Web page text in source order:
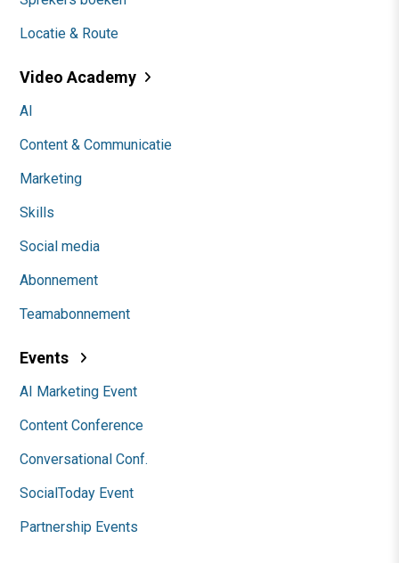
Locatie & Route
Video Academy
AI
Content & Communicatie
Marketing
Skills
Social media
Abonnement
Teamabonnement
Events
AI Marketing Event
Content Conference
Conversational Conf.
SocialToday Event
Partnership Events